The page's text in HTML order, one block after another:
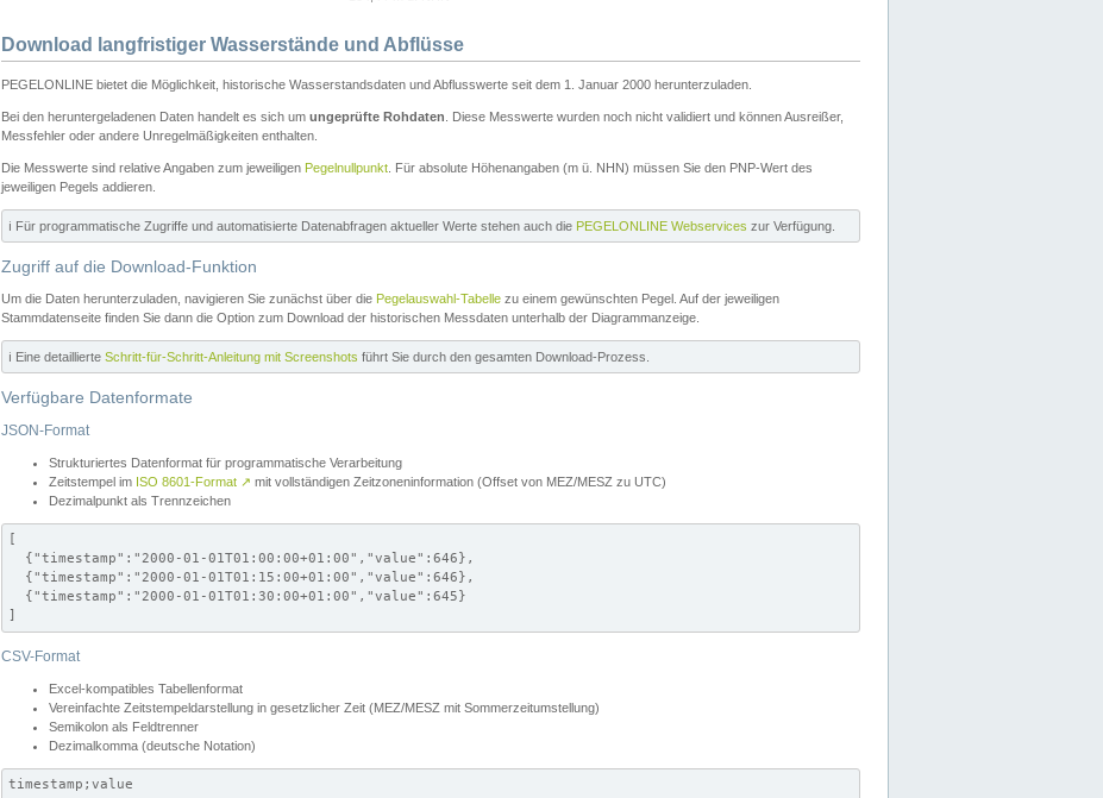
Download langfristiger Wasserstände und Abflüsse
PEGELONLINE bietet die Möglichkeit, historische Wasserstandsdaten und Abflusswerte seit dem 1. Januar 2000 herunterzuladen.
Bei den heruntergeladenen Daten handelt es sich um ungeprüfte Rohdaten . Diese Messwerte wurden noch nicht validiert und können Ausreißer,
Messfehler oder andere Unregelmäßigkeiten enthalten.
Die Messwerte sind relative Angaben zum jeweiligen Pegelnullpunkt . Für absolute Höhenangaben (m ü. NHN) müssen Sie den PNP-Wert des
jeweiligen Pegels addieren.
ℹ️ Für programmatische Zugriffe und automatisierte Datenabfragen aktueller Werte stehen auch die PEGELONLINE Webservices zur Verfügung.
Zugriff auf die Download-Funktion
Um die Daten herunterzuladen, navigieren Sie zunächst über die Pegelauswahl-Tabelle zu einem gewünschten Pegel. Auf der jeweiligen
Stammdatenseite finden Sie dann die Option zum Download der historischen Messdaten unterhalb der Diagrammanzeige.
ℹ️ Eine detaillierte Schritt-für-Schritt-Anleitung mit Screenshots führt Sie durch den gesamten Download-Prozess.
Verfügbare Datenformate
JSON-Format
Strukturiertes Datenformat für programmatische Verarbeitung
Zeitstempel im ISO 8601-Format ↗ mit vollständigen Zeitzoneninformation (Offset von MEZ/MESZ zu UTC)
Dezimalpunkt als Trennzeichen
[
  {"timestamp":"2000-01-01T01:00:00+01:00","value":646},
  {"timestamp":"2000-01-01T01:15:00+01:00","value":646},
  {"timestamp":"2000-01-01T01:30:00+01:00","value":645}
]
CSV-Format
Excel-kompatibles Tabellenformat
Vereinfachte Zeitstempeldarstellung in gesetzlicher Zeit (MEZ/MESZ mit Sommerzeitumstellung)
Semikolon als Feldtrenner
Dezimalkomma (deutsche Notation)
timestamp;value